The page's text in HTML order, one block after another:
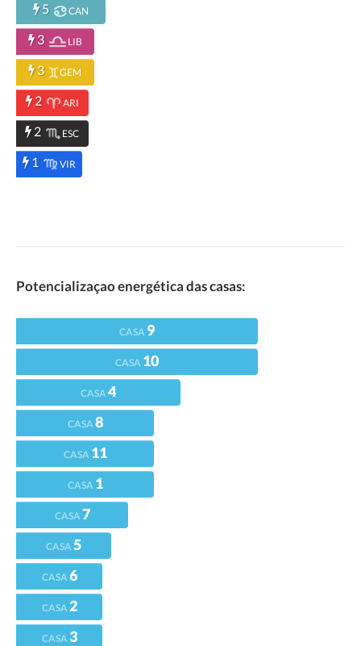
5 CAN
3 LIB
3 GEM
2 ARI
2 ESC
1 VIR
Potencializaçao energética das casas:
CASA 9
CASA 10
CASA4
CASA8
CASA 11
CASA 1
CASA7
CASA5
CASA6
CASA2
CASA 3